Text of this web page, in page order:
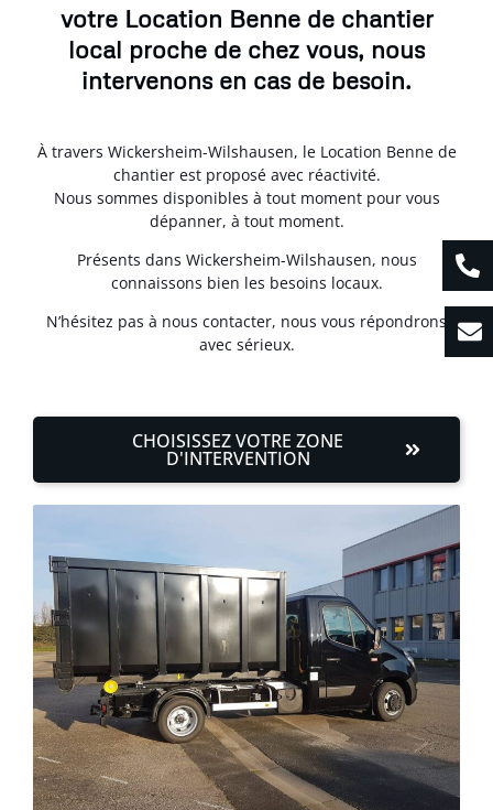
votre Location Benne de chantier
local proche de chez vous, nous
intervenons en cas de besoin.
À travers Wickersheim-Wilshausen, le Location Benne de
chantier est proposé avec réactivité.
Nous sommes disponibles à tout moment pour vous
dépanner, à tout moment.
Présents dans Wickersheim-Wilshausen, nous
connaissons bien les besoins locaux.
N’hésitez pas à nous contacter, nous vous répondrons
avec sérieux.
CHOISISSEZ VOTRE ZONE
D'INTERVENTION